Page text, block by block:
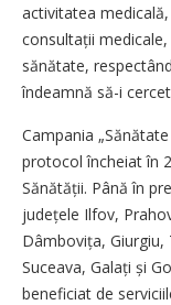
activitatea
consultații
sănătate,
îndeamnă să-i
Campania
protocol încheiat în
Sănătății. Până în
județele Ilfov,
Dâmbovița,
Suceava, Galați și
beneficiat de